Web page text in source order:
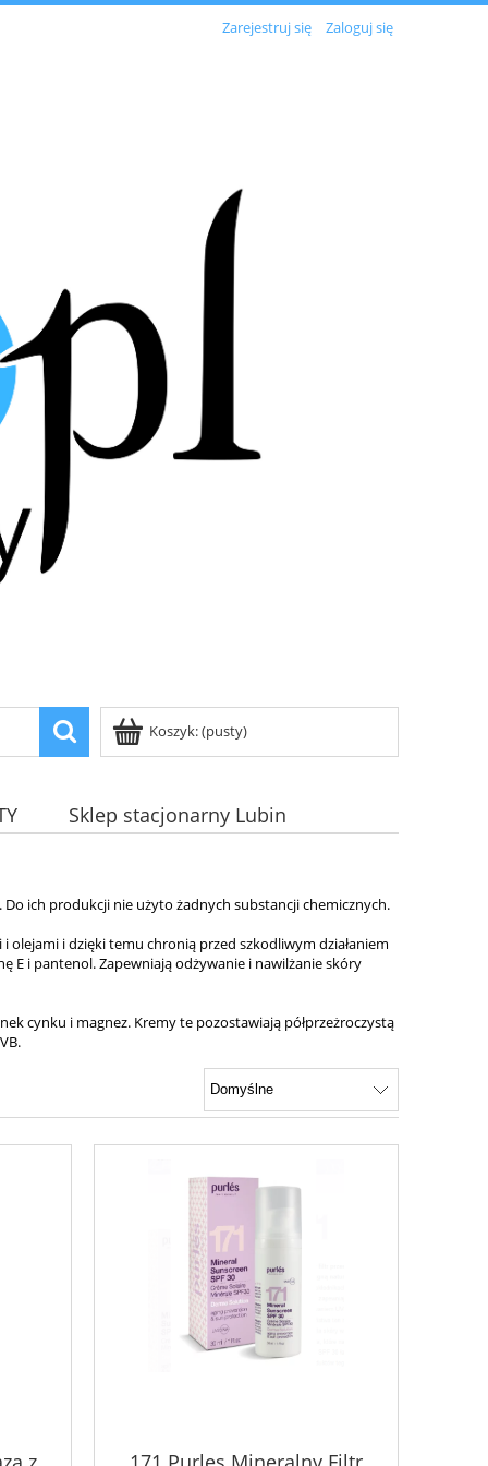
Zarejestruj się Zaloguj się
Koszyk:(pusty)
Sklep stacjonarny Lubin
ich produkcji nie użyto żadnych substancji chemicznych.
olejami i dzięki temu chronią przed szkodliwym działaniem
E i pantenol. Zapewniają odżywanie i nawilżanie skóry
cynku i magnez. Kremy te pozostawiają półprzeżroczystą